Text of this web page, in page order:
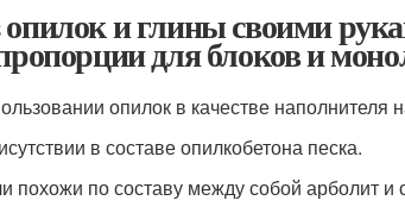
и глины своими
для блоков и
опилок в качестве наполнителя
в составе опилкобетона песка.
похожи по составу между собой арболит